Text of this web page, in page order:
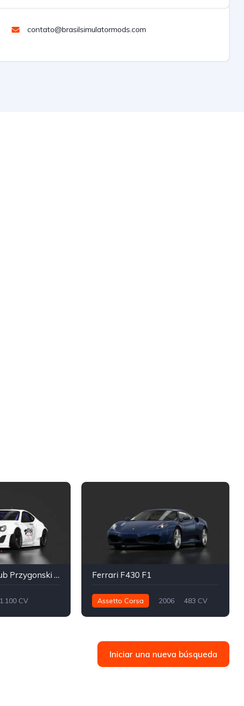
contato@brasilsimulatormods.com
Toyota GT86 Jakub Przygonski - CDT
1.100 CV
Ferrari F430 F1
Assetto Corsa 2006
483 CV
Iniciar una nueva búsqueda